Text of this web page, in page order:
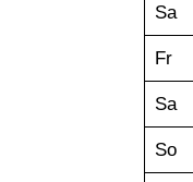
Sa
Fr
Sa
So